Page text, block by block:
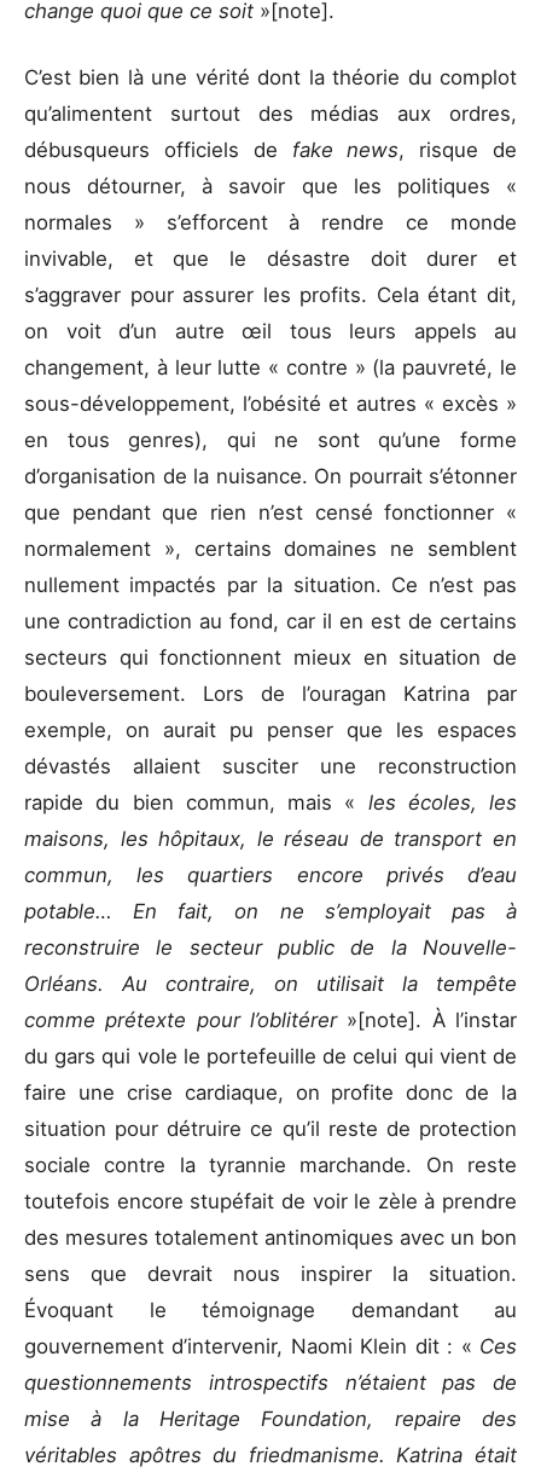
change quoi que ce soit »[note].
C’est bien là une vérité dont la théorie du complot
qu’alimentent surtout des médias aux ordres,
débusqueurs officiels de fake news, risque de
nous détourner, à savoir que les politiques «
normales » s’efforcent à rendre ce monde
invivable, et que le désastre doit durer et
s’aggraver pour assurer les profits. Cela étant dit,
on voit d’un autre œil tous leurs appels au
changement, à leur lutte « contre » (la pauvreté, le
sous-développement, l’obésité et autres « excès »
en tous genres), qui ne sont qu’une forme
d’organisation de la nuisance. On pourrait s’étonner
que pendant que rien n’est censé fonctionner «
normalement », certains domaines ne semblent
nullement impactés par la situation. Ce n’est pas
une contradiction au fond, car il en est de certains
secteurs qui fonctionnent mieux en situation de
bouleversement. Lors de l’ouragan Katrina par
exemple, on aurait pu penser que les espaces
dévastés allaient susciter une reconstruction
rapide du bien commun, mais « les écoles, les
maisons, les hôpitaux, le réseau de transport en
commun, les quartiers encore privés d’eau
potable… En fait, on ne s’employait pas à
reconstruire le secteur public de la Nouvelle-
Orléans. Au contraire, on utilisait la tempête
comme prétexte pour l’oblitérer »[note]. À l’instar
du gars qui vole le portefeuille de celui qui vient de
faire une crise cardiaque, on profite donc de la
situation pour détruire ce qu’il reste de protection
sociale contre la tyrannie marchande. On reste
toutefois encore stupéfait de voir le zèle à prendre
des mesures totalement antinomiques avec un bon
sens que devrait nous inspirer la situation.
Évoquant le témoignage demandant au
gouvernement d’intervenir, Naomi Klein dit : « Ces
questionnements introspectifs n’étaient pas de
mise à la Heritage Foundation, repaire des
véritables apôtres du friedmanisme. Katrina était